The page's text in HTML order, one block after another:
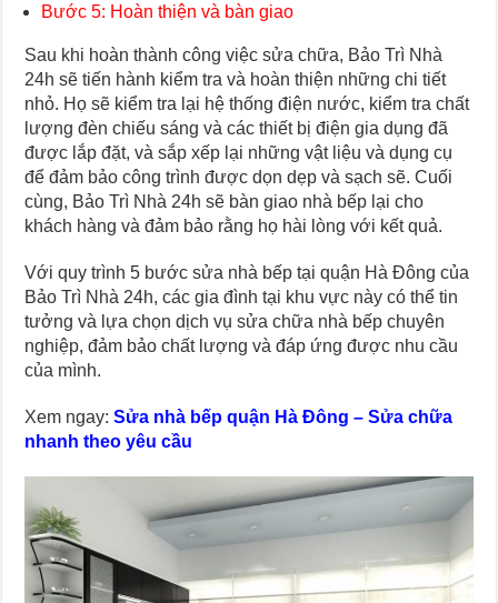
Bước 5: Hoàn thiện và bàn giao
Sau khi hoàn thành công việc sửa chữa, Bảo Trì Nhà
24h sẽ tiến hành kiểm tra và hoàn thiện những chi tiết
nhỏ. Họ sẽ kiểm tra lại hệ thống điện nước, kiểm tra chất
lượng đèn chiếu sáng và các thiết bị điện gia dụng đã
được lắp đặt, và sắp xếp lại những vật liệu và dụng cụ
để đảm bảo công trình được dọn dẹp và sạch sẽ. Cuối
cùng, Bảo Trì Nhà 24h sẽ bàn giao nhà bếp lại cho
khách hàng và đảm bảo rằng họ hài lòng với kết quả.
Với quy trình 5 bước sửa nhà bếp tại quận Hà Đông của
Bảo Trì Nhà 24h, các gia đình tại khu vực này có thể tin
tưởng và lựa chọn dịch vụ sửa chữa nhà bếp chuyên
nghiệp, đảm bảo chất lượng và đáp ứng được nhu cầu
của mình.
Xem ngay:Sửa nhà bếp quận Hà Đông – Sửa chữa
nhanh theo yêu cầu